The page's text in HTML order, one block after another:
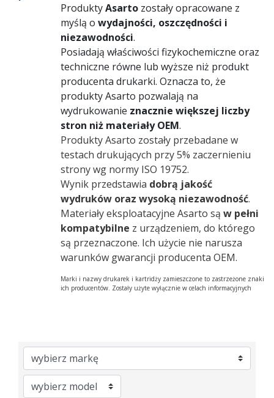
ProduktyAsarto zostały opracowane z
myślą o wydajności, oszczędności i
niezawodności.
Posiadają właściwości fizykochemiczne oraz
techniczne równe lub wyższe niż produkt
producenta drukarki. Oznacza to, że
produkty Asarto pozwalają na
wydrukowanie znacznie większej liczby
stron niż materiały OEM.
Produkty Asarto zostały przebadane w
testach drukujących przy 5% zaczernieniu
strony wg normy ISO 19752.
Wynik przedstawia dobrą jakość
wydruków oraz wysoką niezawodność.
Materiały eksploatacyjne Asarto są w pełni
kompatybilne z urządzeniem, do którego
są przeznaczone. Ich użycie nie narusza
warunków gwarancji producenta OEM.
Marki i nazwy drukarek i kartridży zamieszczone to zastrzeżone znaki
ich producentów. Zostały użyte wyłącznie w celach informacyjnych